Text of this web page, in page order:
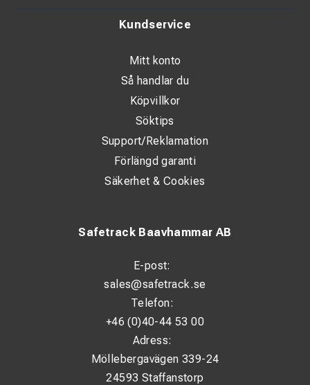
Safetrack Baavhammar AB
E-post:
sales@safetrack.se
Telefon:
+46 (0)40-44 53 00
Adress:
Möllebergavägen 339-24
24593 Staffanstorp
Kundservice
Mitt konto
Så handlar du
Köpvillkor
Söktips
Support/Reklamation
Förlängd garanti
Säkerhet & Cookies